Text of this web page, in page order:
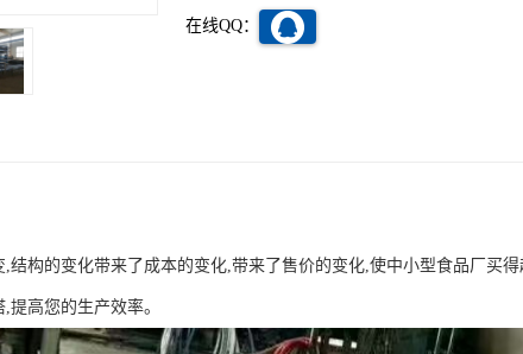
在线QQ：
结构的变化带来了成本的变化,带来了售价的变化,使中小型食品厂买
高您的生产效率。